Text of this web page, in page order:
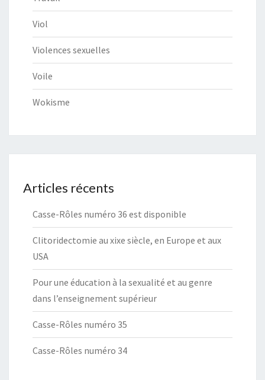
Viol
Violences sexuelles
Voile
Wokisme
Articles récents
Casse-Rôles numéro 36 est disponible
Clitoridectomie au xixe siècle, en Europe et aux
USA
Pour une éducation à la sexualité et au genre
dans l’enseignement supérieur
Casse-Rôles numéro 35
Casse-Rôles numéro 34